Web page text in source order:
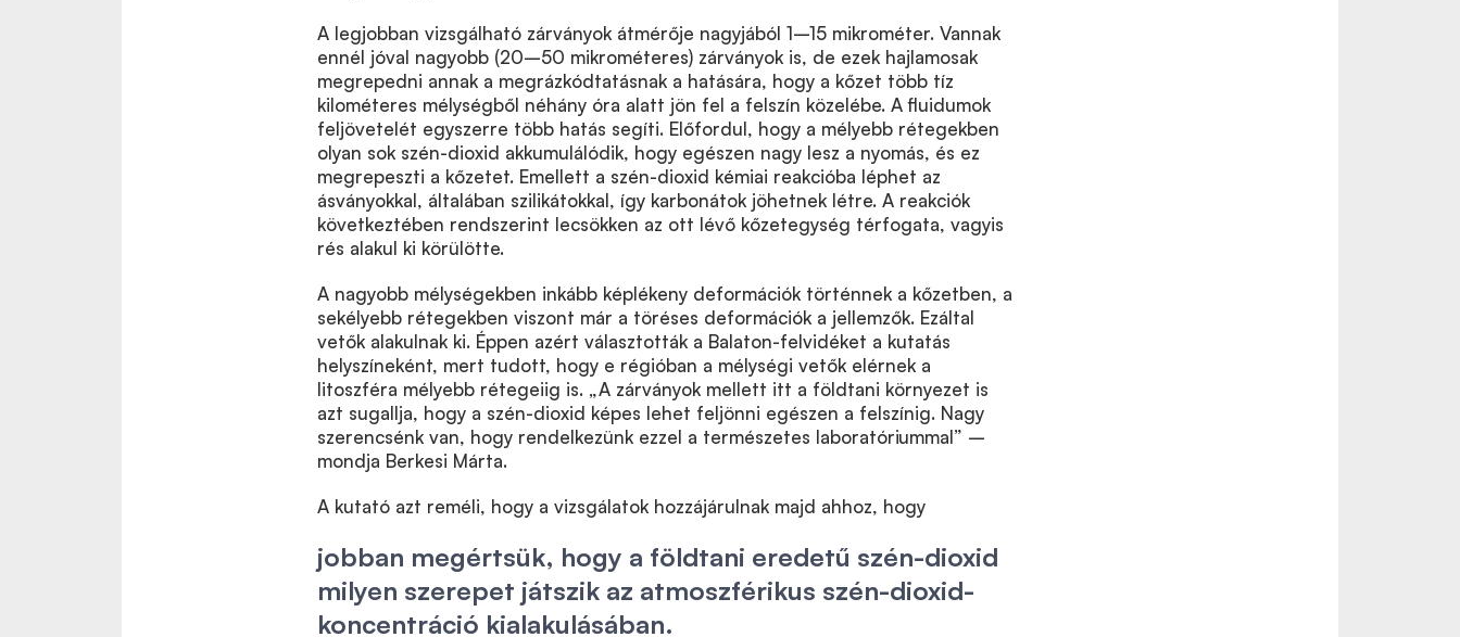
A legjobban vizsgálható zárványok átmérője nagyjából 1–15 mikrométer. Vannak
ennél jóval nagyobb (20–50 mikrométeres) zárványok is, de ezek hajlamosak
megrepedni annak a megrázkódtatásnak a hatására, hogy a kőzet több tíz
kilométeres mélységből néhány óra alatt jön fel a felszín közelébe. A fluidumok
feljövetelét egyszerre több hatás segíti. Előfordul, hogy a mélyebb rétegekben
olyan sok szén-dioxid akkumulálódik, hogy egészen nagy lesz a nyomás, és ez
megrepeszti a kőzetet. Emellett a szén-dioxid kémiai reakcióba léphet az
ásványokkal, általában szilikátokkal, így karbonátok jöhetnek létre. A reakciók
következtében rendszerint lecsökken az ott lévő kőzetegység térfogata, vagyis
rés alakul ki körülötte.
A nagyobb mélységekben inkább képlékeny deformációk történnek a kőzetben, a
sekélyebb rétegekben viszont már a töréses deformációk a jellemzők. Ezáltal
vetők alakulnak ki. Éppen azért választották a Balaton-felvidéket a kutatás
helyszíneként, mert tudott, hogy e régióban a mélységi vetők elérnek a
litoszféra mélyebb rétegeiig is. „A zárványok mellett itt a földtani környezet is
azt sugallja, hogy a szén-dioxid képes lehet feljönni egészen a felszínig. Nagy
szerencsénk van, hogy rendelkezünk ezzel a természetes laboratóriummal” –
mondja Berkesi Márta.
A kutató azt reméli, hogy a vizsgálatok hozzájárulnak majd ahhoz, hogy
jobban megértsük, hogy a földtani eredetű szén-dioxid
milyen szerepet játszik az atmoszférikus szén-dioxid-
koncentráció kialakulásában.